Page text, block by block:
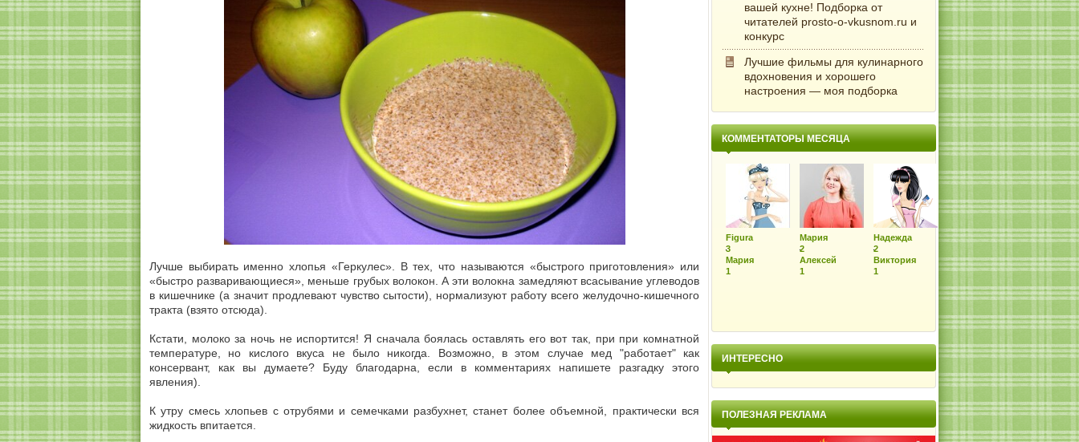
Лучше выбирать именно хлопья «Геркулес». В тех, что называются «быстрого приготовления» или
«быстро разваривающиеся», меньше грубых волокон. А эти волокна замедляют всасывание углеводов
в кишечнике (а значит продлевают чувство сытости), нормализуют работу всего желудочно-кишечного
тракта (взято отсюда).
Кстати, молоко за ночь не испортится! Я сначала боялась оставлять его вот так, при при комнатной
температуре, но кислого вкуса не было никогда. Возможно, в этом случае мед "работает" как
консервант, как вы думаете? Буду благодарна, если в комментариях напишете разгадку этого
явления).
К утру смесь хлопьев с отрубями и семечками разбухнет, станет более объемной, практически вся
жидкость впитается.
вашей кухне! Подборка от
читателей prosto-o-vkusnom.ru и
конкурс
Лучшие фильмы для кулинарного
вдохновения и хорошего
настроения — моя подборка
КОММЕНТАТОРЫ МЕСЯЦА
Figura
3
Мария
2
Надежда
2
Мария
1
Алексей
1
Виктория
1
ИНТЕРЕСНО
ПОЛЕЗНАЯ РЕКЛАМА